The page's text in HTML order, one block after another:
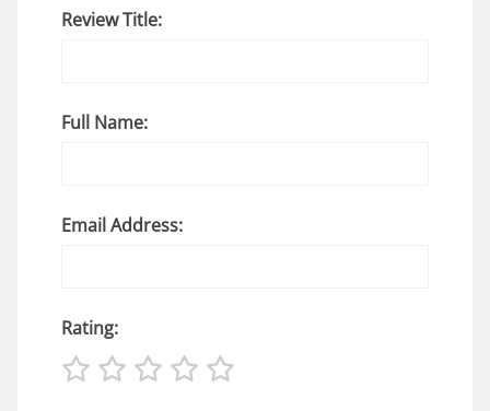
Review Title:
Full Name:
Email Address:
Rating: